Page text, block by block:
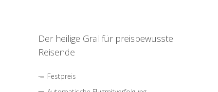
Der heilige Gral für preisbewusste
Reisende
Festpreis